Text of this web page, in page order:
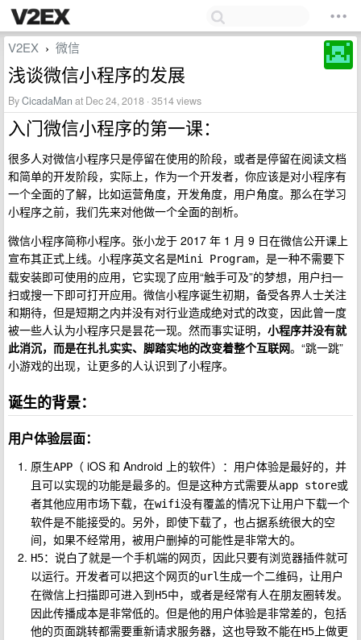
V2EX › 微信
浅谈微信小程序的发展
ByCicadaMan at Dec 24, 2018 · 3514 views
入门微信小程序的第一课：
很多人对微信小程序只是停留在使用的阶段，或者是停留在阅读文档
和简单的开发阶段，实际上，作为一个开发者，你应该是对小程序有
一个全面的了解，比如运营角度，开发角度，用户角度。那么在学习
小程序之前，我们先来对他做一个全面的剖析。
微信小程序简称小程序。张小龙于 2017 年 1 月 9 日在微信公开课上
宣布其正式上线。小程序英文名是Mini Program，是一种不需要下
载安装即可使用的应用，它实现了应用“触手可及”的梦想，用户扫一
扫或搜一下即可打开应用。微信小程序诞生初期，备受各界人士关注
和期待，但是短期之内并没有对行业造成绝对式的改变，因此曾一度
被一些人认为小程序只是昙花一现。然而事实证明， 小程序并没有就
此消沉，而是在扎扎实实、脚踏实地的改变着整个互联网。“跳一跳”
小游戏的出现，让更多的人认识到了小程序。
诞生的背景：
用户体验层面：
原生APP （ iOS 和 Android 上的软件）：用户体验是最好的，并
且可以实现的功能是最多的。但是这种方式需要从app store或
者其他应用市场下载，在wifi没有覆盖的情况下让用户下载一个
软件是不能接受的。另外，即使下载了，也占据系统很大的空
间，如果不经常用，被用户删掉的可能性是非常大的。
H5：说白了就是一个手机端的网页，因此只要有浏览器插件就可
以运行。开发者可以把这个网页的url生成一个二维码，让用户
在微信上扫描即可进入到H5中，或者是经常有人在朋友圈转发。
因此传播成本是非常低的。但是他的用户体验是非常差的，包括
他的页面跳转都需要重新请求服务器，这也导致不能在H5 上做更